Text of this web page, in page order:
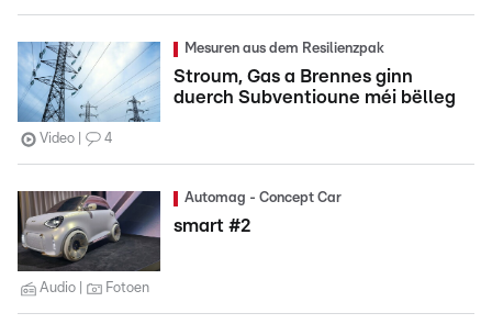
Mesuren aus dem Resilienzpak
Stroum, Gas a Brennes ginn
duerch Subventioune méi bëlleg
Video 4
Automag - Concept Car
smart #2
Audio Fotoen